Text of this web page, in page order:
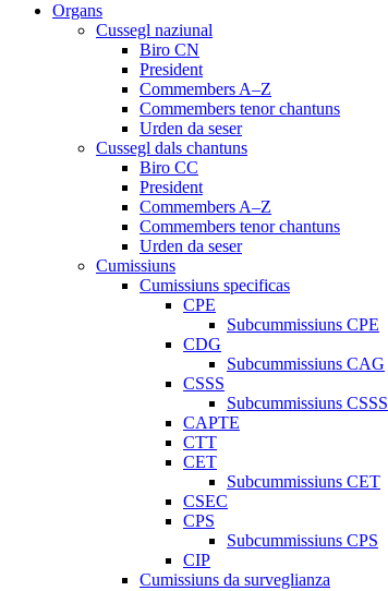
Organs
Cussegl naziunal
Biro CN
President
Commembers A–Z
Commembers tenor chantuns
Urden da seser
Cussegl dals chantuns
Biro CC
President
Commembers A–Z
Commembers tenor chantuns
Urden da seser
Cumissiuns
Cumissiuns specificas
CPE
Subcummissiuns CPE
CDG
Subcummissiuns CAG
CSSS
Subcummissiuns CSSS
CAPTE
CTT
CET
Subcummissiuns CET
CSEC
CPS
Subcummissiuns CPS
CIP
Cumissiuns da surveglianza